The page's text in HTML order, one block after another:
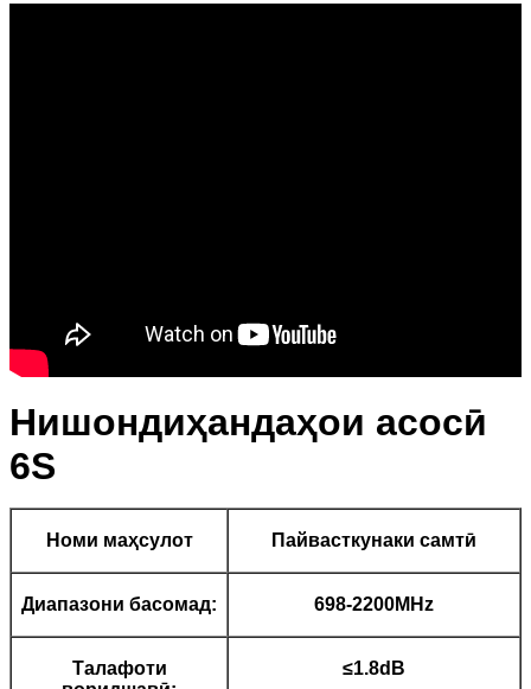
Нишондиҳандаҳои асосӣ
6S
Номи маҳсулот Пайвасткунаки самтӣ
Диапазони басомад: 698-2200MHz
Талафоти
≤1.8dB